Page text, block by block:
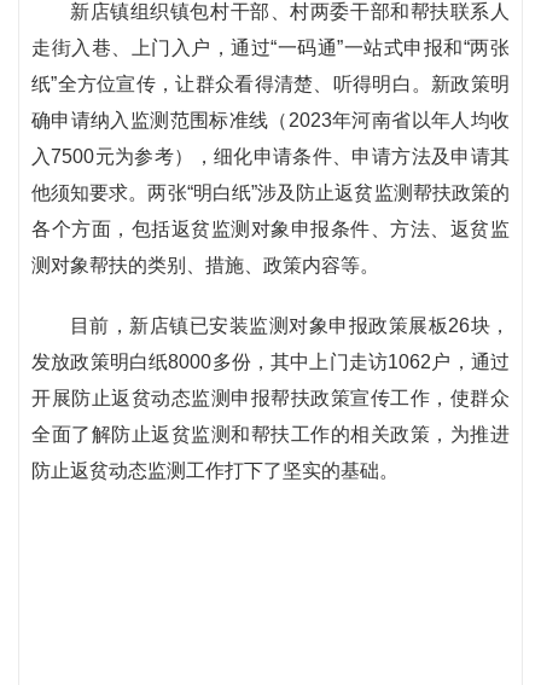
新店镇组织镇包村干部、村两委干部和帮扶联系人
走街入巷、上门入户，通过“一码通”一站式申报和“两张
纸”全方位宣传，让群众看得清楚、听得明白。新政策明
确申请纳入监测范围标准线（2023年河南省以年人均收
入7500元为参考），细化申请条件、申请方法及申请其
他须知要求。两张“明白纸”涉及防止返贫监测帮扶政策的
各个方面，包括返贫监测对象申报条件、方法、返贫监
测对象帮扶的类别、措施、政策内容等。
目前，新店镇已安装监测对象申报政策展板26块，
发放政策明白纸8000多份，其中上门走访1062户，通过
开展防止返贫动态监测申报帮扶政策宣传工作，使群众
全面了解防止返贫监测和帮扶工作的相关政策，为推进
防止返贫动态监测工作打下了坚实的基础。